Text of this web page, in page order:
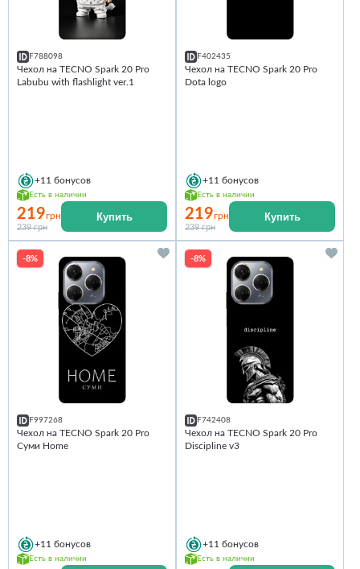
F788098
Чехол на TECNO Spark 20 Pro
Labubu with flashlight ver.1
+11 бонусов
Есть в наличии
219грн
239 грн
Купить
F402435
Чехол на TECNO Spark 20 Pro
Dota logo
+11 бонусов
Есть в наличии
219грн
239 грн
Купить
-8%
F997268
Чехол на TECNO Spark 20 Pro
Суми Home
+11 бонусов
Есть в наличии
-8%
F742408
Чехол на TECNO Spark 20 Pro
Discipline v3
+11 бонусов
Есть в наличии